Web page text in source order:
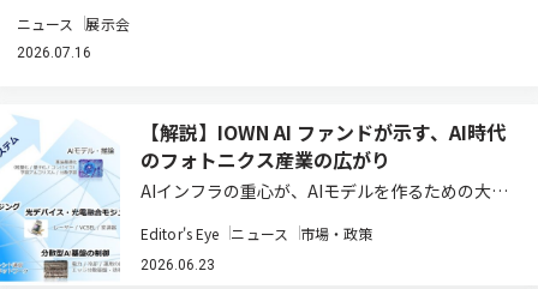
ニュース 展示会
2026.07.16
【解説】IOWN AI ファンドが示す、AI時代
のフォトニクス産業の広がり
AIインフラの重心が、AIモデルを作るための大規
かす仕組みへ移りつつある。NTTなどが2026年6
月10日付で発表した投資ファンド「IOWN AI
Editor's Eye ニュース 市場・政策
2026.06.23